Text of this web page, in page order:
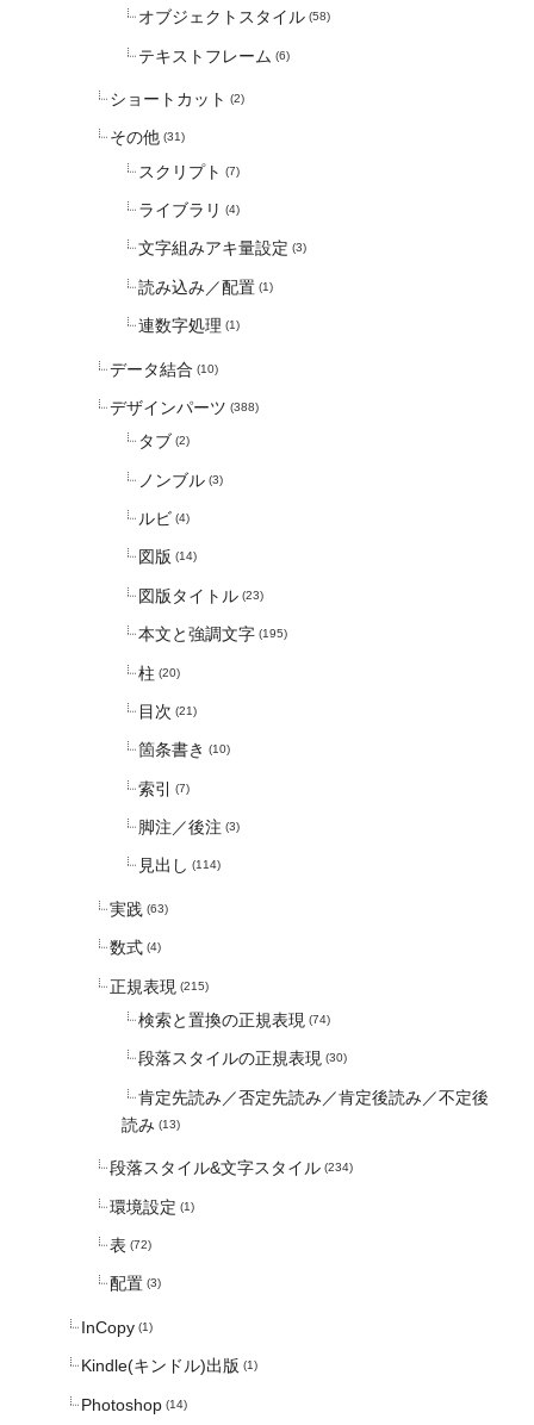
オブジェクトスタイル (58)
テキストフレーム (6)
ショートカット (2)
その他 (31)
スクリプト (7)
ライブラリ (4)
文字組みアキ量設定 (3)
読み込み／配置 (1)
連数字処理 (1)
データ結合 (10)
デザインパーツ (388)
タブ (2)
ノンブル (3)
ルビ (4)
図版 (14)
図版タイトル (23)
本文と強調文字 (195)
柱 (20)
目次 (21)
箇条書き (10)
索引 (7)
脚注／後注 (3)
見出し (114)
実践 (63)
数式 (4)
正規表現 (215)
検索と置換の正規表現 (74)
段落スタイルの正規表現 (30)
肯定先読み／否定先読み／肯定後読み／不定後
読み (13)
段落スタイル&文字スタイル (234)
環境設定 (1)
表 (72)
配置 (3)
InCopy (1)
Kindle(キンドル)出版 (1)
Photoshop (14)